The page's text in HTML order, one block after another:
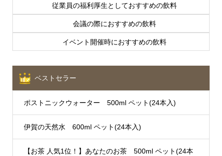
従業員の福利厚生としておすすめの飲料
会議の際におすすめの飲料
イベント開催時におすすめの飲料
ベストセラー
ポストニックウォーター 500ml ペット(24本入)
伊賀の天然水 600ml ペット(24本入)
【お茶 人気1位！】あなたのお茶 500ml ペット(24本